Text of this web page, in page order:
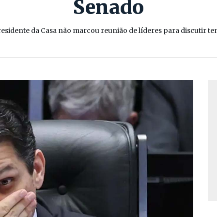
Senado
da Casa não marcou reunião de líderes para discutir